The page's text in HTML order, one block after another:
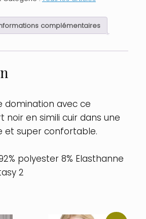
complémentaires
domination avec ce
noir en simili cuir dans une
et super confortable.
polyester 8% Elasthanne
2